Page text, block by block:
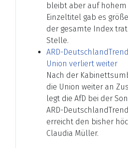
bleibt aber auf hohem
Einzeltitel gab es
der gesamte Index
Stelle.
ARD-
Union verliert weiter
Nach der
die Union weiter an
legt die AfD bei der
ARD-
erreicht den bisher
Claudia Müller.